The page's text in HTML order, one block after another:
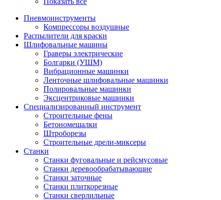
Пневмоинструменты
Компрессоры воздушные
Распылители для краски
Шлифовальные машины
Граверы электрические
Болгарки (УШМ)
Вибрационные машинки
Ленточные шлифовальные машинки
Полировальные машинки
Эксцентриковые машинки
Специализированный инструмент
Строительные фены
Бетономешалки
Штроборезы
Строительные дрели-миксеры
Станки
Станки фуговальные и рейсмусовые
Станки деревообрабатывающие
Станки заточные
Станки плиткорезные
Станки сверлильные